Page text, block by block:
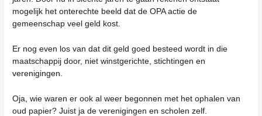
mogelijk het onterechte beeld dat de OPA actie de
gemeenschap veel geld kost.
Er nog even los van dat dit geld goed besteed wordt in die
maatschappij door, niet winstgerichte, stichtingen en
verenigingen.
Oja, wie waren er ook al weer begonnen met het ophalen van
oud papier? Juist ja de verenigingen en scholen zelf.